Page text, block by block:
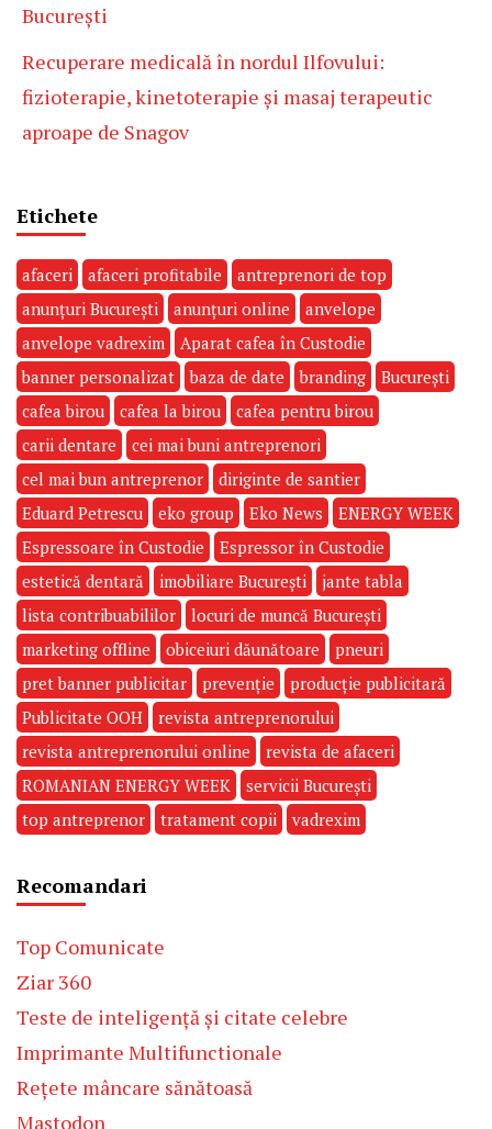
București
Recuperare medicală în nordul Ilfovului:
fizioterapie, kinetoterapie și masaj terapeutic
aproape de Snagov
Etichete
afaceri afaceri profitabile
antreprenori de top
anunțuri București
anunțuri online
anvelope
anvelope vadrexim
Aparat cafea în Custodie
banner personalizat
baza de date branding
București
cafea birou
cafea la birou
cafea pentru birou
carii dentare
cei mai buni antreprenori
cel mai bun antreprenor
diriginte de santier
Eduard Petrescu
eko group Eko News
ENERGY WEEK
Espressoare în Custodie
Espressor în Custodie
estetică dentară
imobiliare București
jante tabla
lista contribuabililor
locuri de muncă București
marketing offline
obiceiuri dăunătoare
pneuri
pret banner publicitar
prevenție
producție publicitară
Publicitate OOH
revista antreprenorului
revista antreprenorului online
revista de afaceri
ROMANIAN ENERGY WEEK
servicii București
top antreprenor
tratament copii vadrexim
Recomandari
Top Comunicate
Ziar 360
Teste de inteligență și citate celebre
Imprimante Multifunctionale
Rețete mâncare sănătoasă
Mastodon